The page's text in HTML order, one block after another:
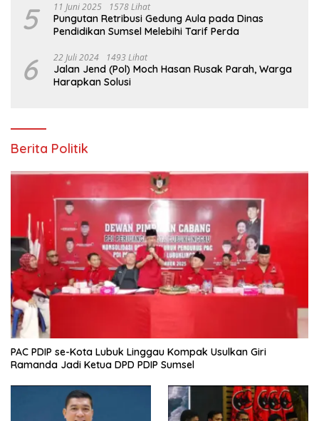
5 11 Juni 2025 1578 Lihat
Pungutan Retribusi Gedung Aula pada Dinas
Pendidikan Sumsel Melebihi Tarif Perda
6 22 Juli 2024 1493 Lihat
Jalan Jend (Pol) Moch Hasan Rusak Parah, Warga
Harapkan Solusi
Berita Politik
PAC PDIP se-Kota Lubuk Linggau Kompak Usulkan Giri
Ramanda Jadi Ketua DPD PDIP Sumsel